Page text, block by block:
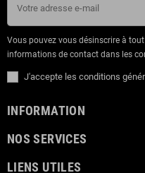
Vous pouvez vous désinscrire à
informations de contact dans les
J'accepte les conditions
INFORMATION
NOS SERVICES
LIENS UTILES